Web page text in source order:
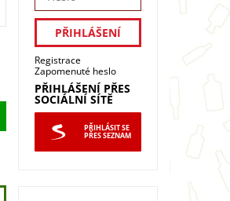
Registrace
Zapomenuté heslo
PŘIHLÁŠENÍ PŘES
SOCIÁLNÍ SÍTĚ
PŘIHLÁSIT SE
PŘES SEZNAM